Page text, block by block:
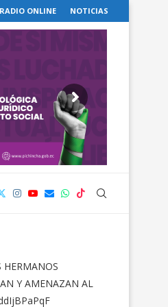
RADIO ONLINE NOTICIAS
HERMANOS
Y AMENAZAN AL